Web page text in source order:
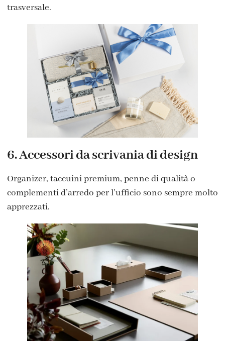
trasversale.
6. Accessori da scrivania di design
Organizer, taccuini premium, penne di qualità o
complementi d’arredo per l’ufficio sono sempre molto
apprezzati.